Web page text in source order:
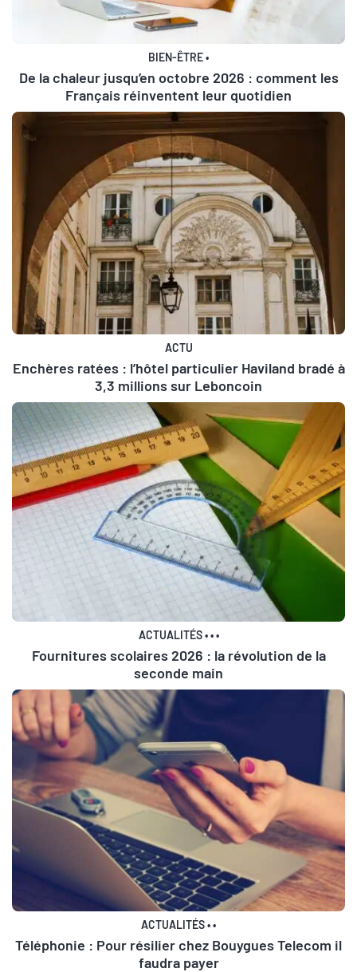
BIEN-ÊTRE•
De la chaleur jusqu’en octobre 2026 : comment les
Français réinventent leur quotidien
ACTU
Enchères ratées : l’hôtel particulier Haviland bradé à
3,3 millions sur Leboncoin
ACTUALITÉS•••
Fournitures scolaires 2026 : la révolution de la
seconde main
ACTUALITÉS••
Téléphonie : Pour résilier chez Bouygues Telecom il
faudra payer